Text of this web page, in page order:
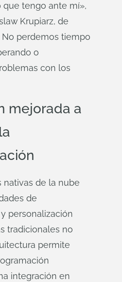
que tengo ante mí»,
Krupiarz, de
No perdemos tiempo
o
con los
mejorada a
nativas de la nube
de
personalización
tradicionales no
permite
integración en